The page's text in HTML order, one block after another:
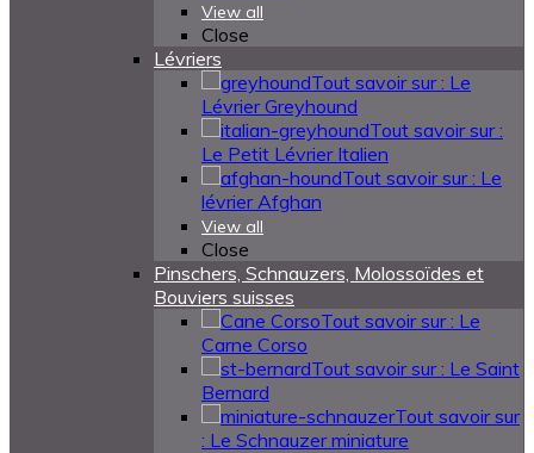
View all
Close
Lévriers
Tout savoir sur : Le
Lévrier Greyhound
Tout savoir sur :
Le Petit Lévrier Italien
Tout savoir sur : Le
lévrier Afghan
View all
Close
Pinschers, Schnauzers, Molossoïdes et
Bouviers suisses
Tout savoir sur : Le
Carne Corso
Tout savoir sur : Le Saint
Bernard
Tout savoir sur
: Le Schnauzer miniature